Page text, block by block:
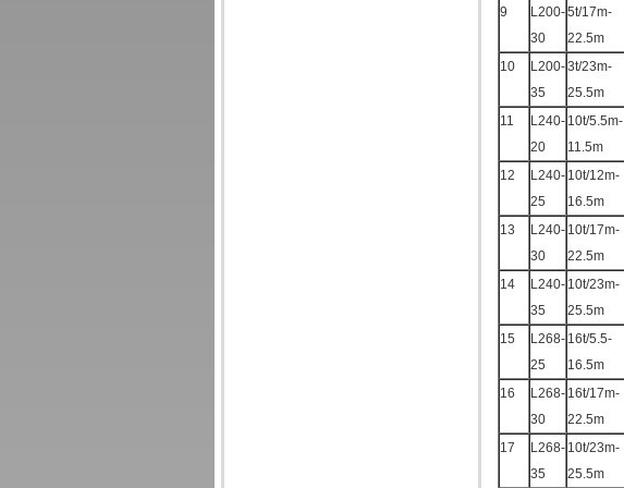
9
L200-
30
5t/17m-
22.5m
10
L200-
35
3t/23m-
25.5m
11
L240-
20
10t/5.5m-
11.5m
12
L240-
25
10t/12m-
16.5m
13
L240-
30
10t/17m-
22.5m
14
L240-
35
10t/23m-
25.5m
15
L268-
25
16t/5.5-
16.5m
16
L268-
30
16t/17m-
22.5m
17
L268-
35
10t/23m-
25.5m